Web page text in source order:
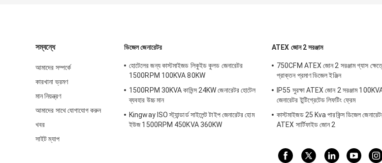
সম্বন্ধে
আমাদের সম্পর্কে
কারখানা ভ্রমণ
মান নিয়ন্ত্রণ
আমাদের সাথে যোগাযোগ করুন
খবর
সাইট ম্যাপ
ডিজেল জেনারেটর
হোটেলের জন্য কাস্টমাইজড লিকুইড কুলড জেনারেটর
1500RPM 100KVA 80KW
1500RPM 30KVA কামিন্স 24KW জেনারেটর হোটেল
ব্যবহার উচ্চ মান
Kingway ISO স্ট্যান্ডার্ড সাইলেন্ট টাইপ জেনারেটর হোম
ইউজ 1500RPM 450KVA 360KW
ATEX জোন 2 সরঞ্জাম
750CFM ATEX জোন 2 সরঞ্জাম গ্যাস
প্রাক্তন প্রমাণ ডিজেল ইঞ্জিন
IP55 সুরক্ষা ATEX জোন 2 সরঞ্জাম
জেনারেটর ইন্টিগ্রেটেড লিফটিং ফ্রেম
কাস্টমাইজড 25 Kva পারকিন্স ডিজেল
ATEX সার্টিফাইড জোন 2